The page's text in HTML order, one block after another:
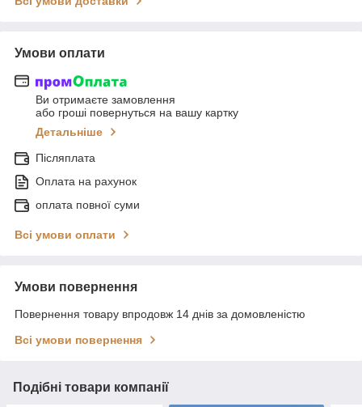
Умови оплати
Ви отримаєте замовлення
або гроші повернуться на вашу картку
Детальніше
Післяплата
Оплата на рахунок
оплата повної суми
Всі умови оплати
Умови повернення
Повернення товару впродовж 14 днів за домовленістю
Всі умови повернення
Подібні товари компанії